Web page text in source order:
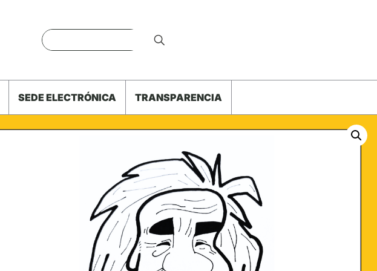
SEDE ELECTRÓNICA TRANSPARENCIA